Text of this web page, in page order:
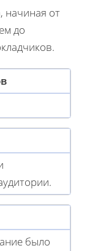
начиная от
до
было